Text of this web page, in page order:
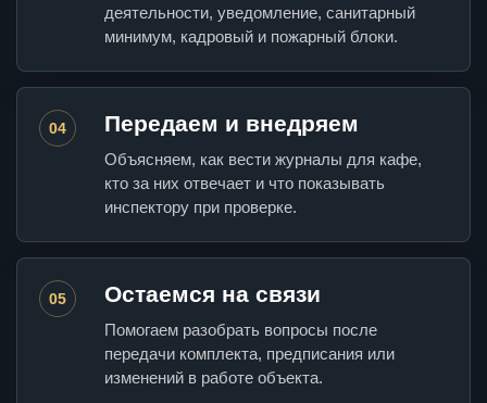
деятельности, уведомление, санитарный
минимум, кадровый и пожарный блоки.
04 Передаем и внедряем
Объясняем, как вести журналы для кафе,
кто за них отвечает и что показывать
инспектору при проверке.
05 Остаемся на связи
Помогаем разобрать вопросы после
передачи комплекта, предписания или
изменений в работе объекта.